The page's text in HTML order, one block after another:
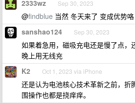
2333wz Sep 30, 2023
@findblue 当然 冬天来了 变成优势咯
sanshao124 Sep 30, 2023
如果着急用，磁吸充电还是慢了点，
晚上用无线充
K2 Oct 1, 2023 via iPhone
还是认为电池核心技术革新之前，折
围操作也都是挠痒痒。